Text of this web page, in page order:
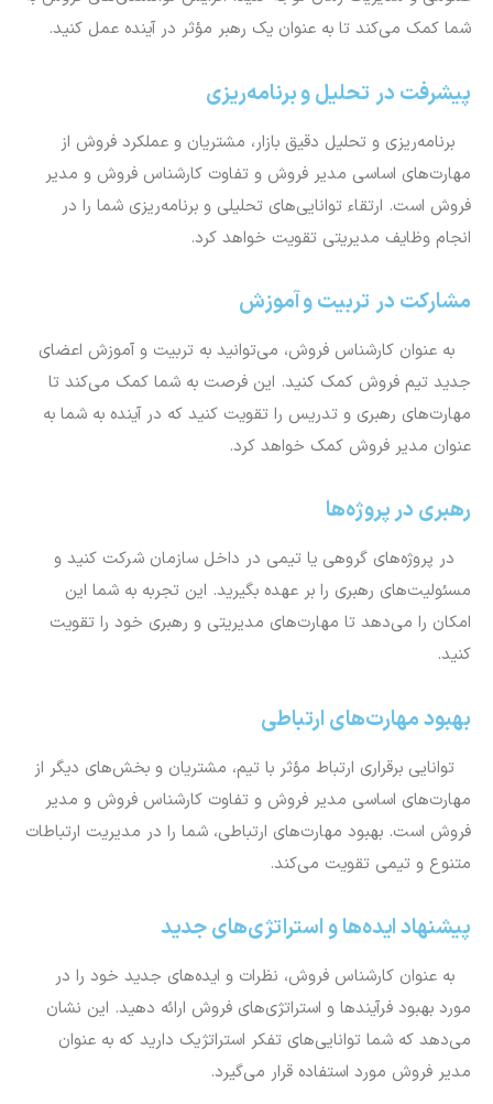
شما کمک می‌کند تا به عنوان یک رهبر مؤثر در آینده عمل کنید.
پیشرفت در تحلیل و برنامه‌ریزی
برنامه‌ریزی و تحلیل دقیق بازار، مشتریان و عملکرد فروش از
مهارت‌های اساسی مدیر فروش و تفاوت کارشناس فروش و مدیر
فروش است. ارتقاء توانایی‌های تحلیلی و برنامه‌ریزی شما را در
انجام وظایف مدیریتی تقویت خواهد کرد.
مشارکت در تربیت و آموزش
به عنوان کارشناس فروش، می‌توانید به تربیت و آموزش اعضای
جدید تیم فروش کمک کنید. این فرصت به شما کمک می‌کند تا
مهارت‌های رهبری و تدریس را تقویت کنید که در آینده به شما به
عنوان مدیر فروش کمک خواهد کرد.
رهبری در پروژه‌ها
در پروژه‌های گروهی یا تیمی در داخل سازمان شرکت کنید و
مسئولیت‌های رهبری را بر عهده بگیرید. این تجربه به شما این
امکان را می‌دهد تا مهارت‌های مدیریتی و رهبری خود را تقویت
کنید.
بهبود مهارت‌های ارتباطی
توانایی برقراری ارتباط مؤثر با تیم، مشتریان و بخش‌های دیگر از
مهارت‌های اساسی مدیر فروش و تفاوت کارشناس فروش و مدیر
فروش است. بهبود مهارت‌های ارتباطی، شما را در مدیریت ارتباطات
متنوع و تیمی تقویت می‌کند.
پیشنهاد ایده‌ها و استراتژی‌های جدید
به عنوان کارشناس فروش، نظرات و ایده‌های جدید خود را در
مورد بهبود فرآیندها و استراتژی‌های فروش ارائه دهید. این نشان
می‌دهد که شما توانایی‌های تفکر استراتژیک دارید که به عنوان
مدیر فروش مورد استفاده قرار می‌گیرد.